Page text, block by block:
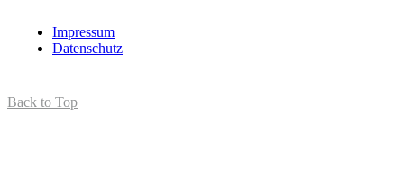
Impressum
Datenschutz
Back to Top